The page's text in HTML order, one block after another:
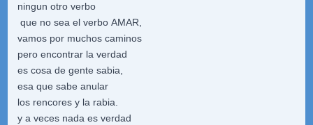
ningun otro verbo
que no sea el verbo AMAR,
vamos por muchos caminos
pero encontrar la verdad
es cosa de gente sabia,
esa que sabe anular
los rencores y la rabia.
y a veces nada es verdad